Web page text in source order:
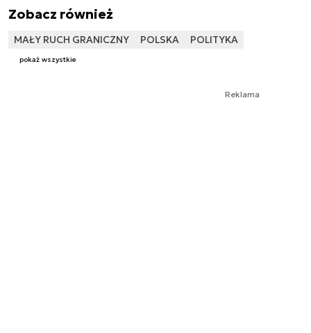
Zobacz również
MAŁY RUCH GRANICZNY POLSKA POLITYKA
pokaż wszystkie
Reklama